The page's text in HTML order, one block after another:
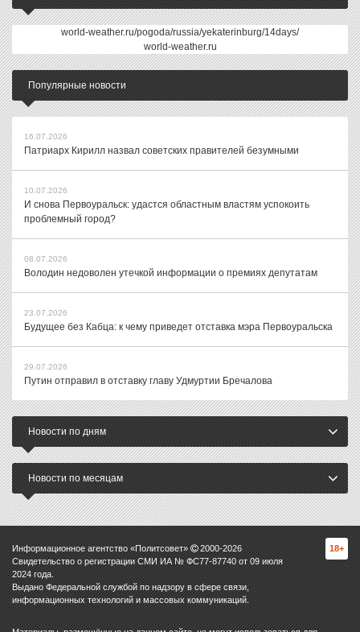
world-weather.ru/pogoda/russia/yekaterinburg/14days/
world-weather.ru
Популярные новости
16.07.2026
Патриарх Кирилл назвал советских правителей безумными
10.07.2026
И снова Первоуральск: удастся областным властям успокоить
проблемный город?
08.07.2026
Володин недоволен утечкой информации о премиях депутатам
23.07.2026
Будущее без Кабца: к чему приведет отставка мэра Первоуральска
29.07.2026
Путин отправил в отставку главу Удмуртии Бречалова
Новости по дням
Новости по месяцам
Информационное агентство «Политсовет» 2000-2026
Свидетельство о регистрации СМИ ИА № ФС77-87740 от 09 июля
2024 года.
Выдано Федеральной службой по надзору в сфере связи,
информационных технологий и массовых коммуникаций.
18+